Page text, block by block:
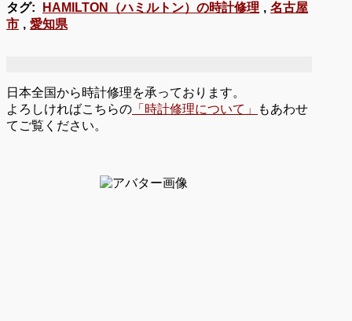
タグ: HAMILTON（ハミルトン）の時計修理 , 名古屋
市 , 愛知県
日本全国から時計修理を承っております。
よろしければこちらの 「時計修理について」
もあわせ
てご覧ください。